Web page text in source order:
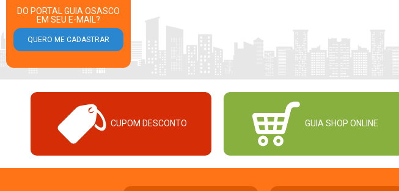
DO PORTAL GUIA OSASCO
EM SEU E-MAIL?
CUPOM DESCONTO GUIA SHOP ONLINE